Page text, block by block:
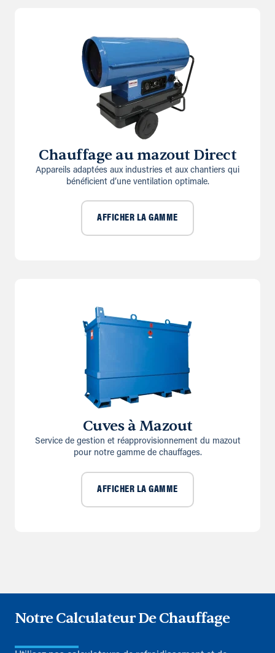
Chauffage au mazout Direct
Appareils adaptées aux industries et aux chantiers qui
bénéficient d’une ventilation optimale.
AFFICHER LA GAMME
Cuves à Mazout
Service de gestion et réapprovisionnement du mazout
pour notre gamme de chauffages.
AFFICHER LA GAMME
Notre Calculateur De Chauffage